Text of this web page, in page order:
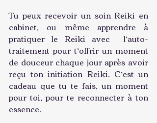
Tu peux recevoir un soin Reiki en
cabinet, ou même apprendre à
pratiquer le Reiki avec  l’auto-
traitement pour t’offrir un moment
de douceur chaque jour après avoir
reçu ton initiation Reiki. C’est un
cadeau que tu te fais, un moment
pour toi, pour te reconnecter à ton
essence.